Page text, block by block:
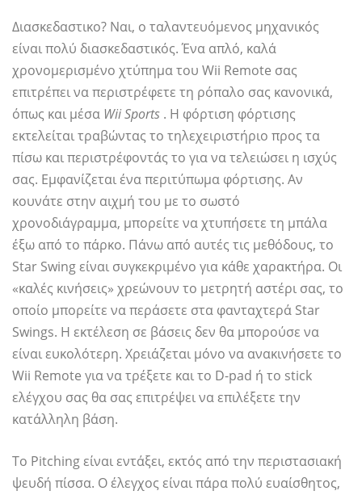
Διασκεδαστικο? Ναι, ο ταλαντευόμενος μηχανικός
είναι πολύ διασκεδαστικός. Ένα απλό, καλά
χρονομερισμένο χτύπημα του Wii Remote σας
επιτρέπει να περιστρέφετε τη ρόπαλο σας κανονικά,
όπως και μέσα Wii Sports . Η φόρτιση φόρτισης
εκτελείται τραβώντας το τηλεχειριστήριο προς τα
πίσω και περιστρέφοντάς το για να τελειώσει η ισχύς
σας. Εμφανίζεται ένα περιτύπωμα φόρτισης. Αν
κουνάτε στην αιχμή του με το σωστό
χρονοδιάγραμμα, μπορείτε να χτυπήσετε τη μπάλα
έξω από το πάρκο. Πάνω από αυτές τις μεθόδους, το
Star Swing είναι συγκεκριμένο για κάθε χαρακτήρα. Οι
«καλές κινήσεις» χρεώνουν το μετρητή αστέρι σας, το
οποίο μπορείτε να περάσετε στα φανταχτερά Star
Swings. Η εκτέλεση σε βάσεις δεν θα μπορούσε να
είναι ευκολότερη. Χρειάζεται μόνο να ανακινήσετε το
Wii Remote για να τρέξετε και το D-pad ή το stick
ελέγχου σας θα σας επιτρέψει να επιλέξετε την
κατάλληλη βάση.
Το Pitching είναι εντάξει, εκτός από την περιστασιακή
ψευδή πίσσα. Ο έλεγχος είναι πάρα πολύ ευαίσθητος,